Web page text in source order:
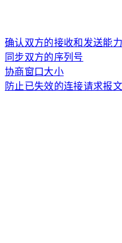
确认双方的接收和发送能
同步双方的序列号
协商窗口大小
防止已失效的连接请求报